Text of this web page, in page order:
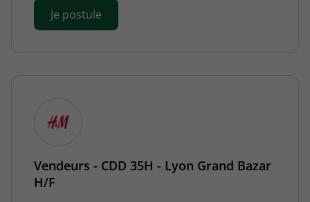
Je postule
Vendeurs - CDD 35H - Lyon Grand Bazar
H/F